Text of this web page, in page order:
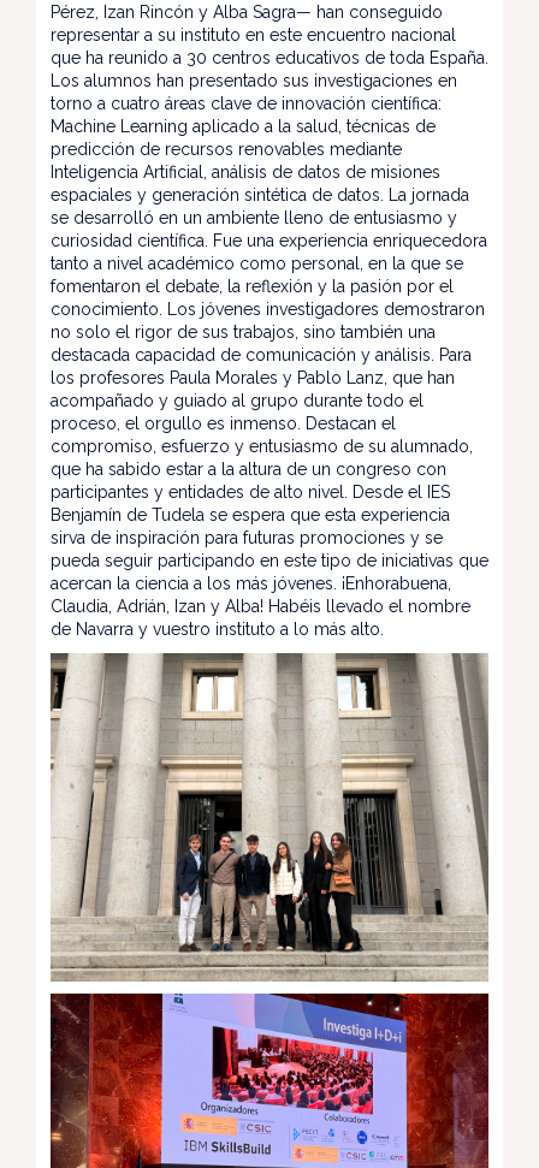
Pérez, Izan Rincón y Alba Sagra— han conseguido
representar a su instituto en este encuentro nacional
que ha reunido a 30 centros educativos de toda España.
Los alumnos han presentado sus investigaciones en
torno a cuatro áreas clave de innovación científica:
Machine Learning aplicado a la salud, técnicas de
predicción de recursos renovables mediante
Inteligencia Artificial, análisis de datos de misiones
espaciales y generación sintética de datos. La jornada
se desarrolló en un ambiente lleno de entusiasmo y
curiosidad científica. Fue una experiencia enriquecedora
tanto a nivel académico como personal, en la que se
fomentaron el debate, la reflexión y la pasión por el
conocimiento. Los jóvenes investigadores demostraron
no solo el rigor de sus trabajos, sino también una
destacada capacidad de comunicación y análisis. Para
los profesores Paula Morales y Pablo Lanz, que han
acompañado y guiado al grupo durante todo el
proceso, el orgullo es inmenso. Destacan el
compromiso, esfuerzo y entusiasmo de su alumnado,
que ha sabido estar a la altura de un congreso con
participantes y entidades de alto nivel. Desde el IES
Benjamín de Tudela se espera que esta experiencia
sirva de inspiración para futuras promociones y se
pueda seguir participando en este tipo de iniciativas que
acercan la ciencia a los más jóvenes. ¡Enhorabuena,
Claudia, Adrián, Izan y Alba! Habéis llevado el nombre
de Navarra y vuestro instituto a lo más alto.